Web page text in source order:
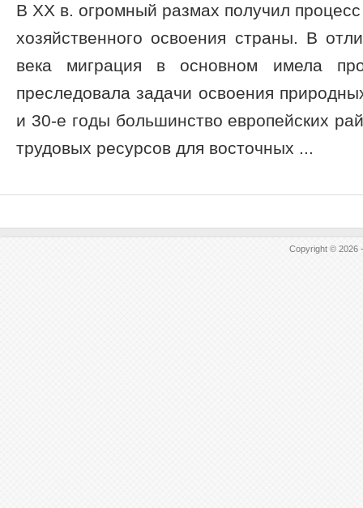
В ХХ в. огромный размах получил
хозяйственного освоения страны. В
века миграция в основном имела
преследовала задачи освоения
и 30-е годы большинство европейских
трудовых ресурсов для восточных ...
Copyright © 2026